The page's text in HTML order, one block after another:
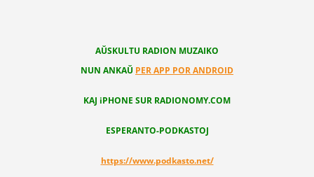
AŬSKULTU RADION MUZAIKO
NUN ANKAŬ PER APP POR ANDROID
KAJ iPHONE SUR RADIONOMY.COM
ESPERANTO-PODKASTOJ
https://www.podkasto.net/